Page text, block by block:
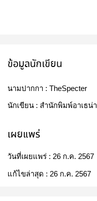
ข้อมูลนักเขียน
นามปากกา : TheSpecter
นักเขียน : สำนักพิมพ์อาเธน่า
เผยแพร่
วันที่เผยแพร่ : 26 ก.ค. 2567
แก้ไขล่าสุด : 26 ก.ค. 2567